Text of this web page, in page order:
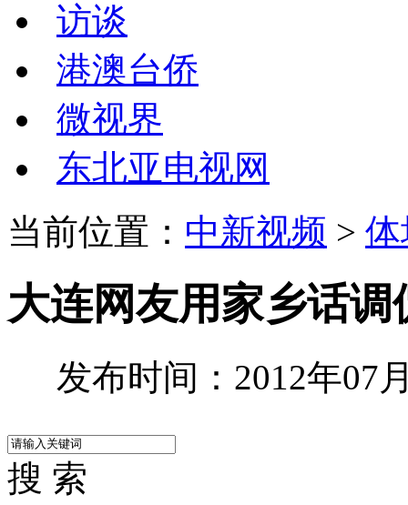
访谈
港澳台侨
微视界
东北亚电视网
当前位置： 中新视频 >
大连网友用家乡话调
发布时间：2012年07
搜 索